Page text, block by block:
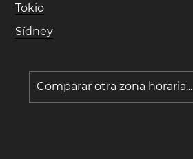
Tokio
Sídney
Comparar otra zona horaria...